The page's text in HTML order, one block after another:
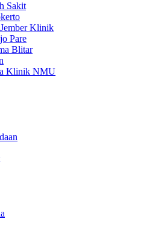
Sakit
Klinik
Pare
Blitar
Klinik NMU